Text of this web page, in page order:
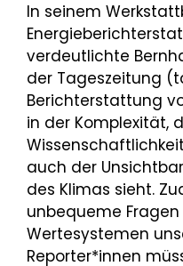
In seinem
verdeutlichte
der Tageszeitung
Berichterstattung
in der Komplexität,
auch der
des Klimas sieht.
unbequeme
Wertesystemen
Reporter*innen